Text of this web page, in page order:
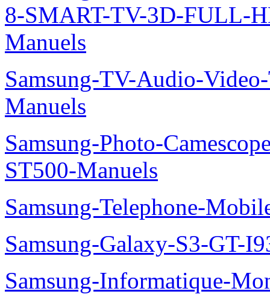
8-SMART-TV-3D-FULL-
Manuels
Samsung-TV-Audio-
Manuels
Samsung-Photo-
ST500-Manuels
Samsung-Telephone-
Samsung-Galaxy-S3-GT-
Samsung-Informatique-